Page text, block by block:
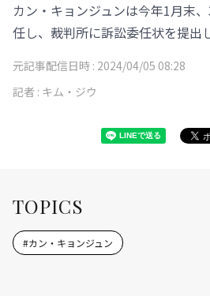
カン・キョンジュンは今年1月末
任し、裁判所に訴訟委任状を提出
元記事配信日時 : 2024/04/05 08:28
記者 : キム・ジウ
TOPICS
#カン・キョンジュン